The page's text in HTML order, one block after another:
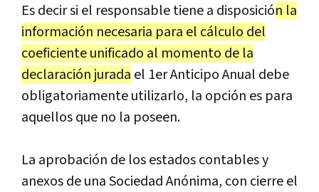
Es decir si el responsable tiene a disposición la
información necesaria para el cálculo del
coeficiente unificado al momento de la
declaración jurada el 1er Anticipo Anual debe
obligatoriamente utilizarlo, la opción es para
aquellos que no la poseen.
La aprobación de los estados contables y
anexos de una Sociedad Anónima, con cierre el